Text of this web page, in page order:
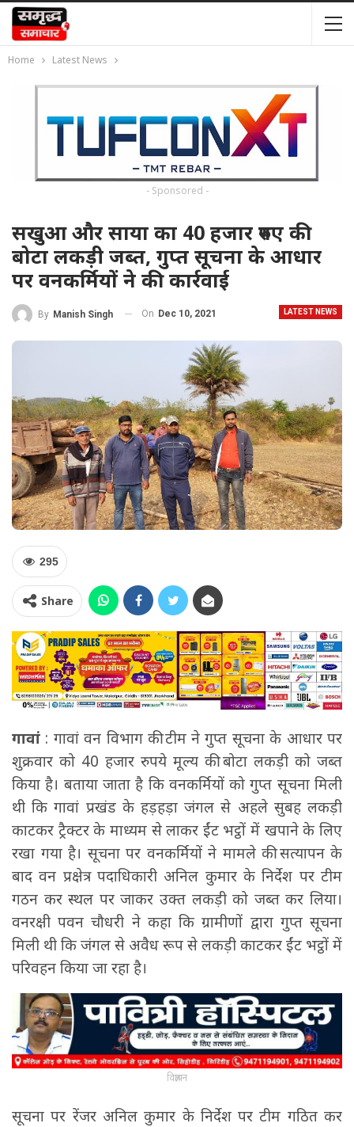
Home Latest News
- Sponsored -
सखुआ और साया का 40 हजार रुपए की
बोटा लकड़ी जब्त, गुप्त सूचना के आधार
पर वनकर्मियों ने की कार्रवाई
LATEST NEWS
By Manish Singh On Dec 10, 2021
295
Share
गावां : गावां वन विभाग की टीम ने गुप्त सूचना के आधार पर
शुक्रवार को 40 हजार रुपये मूल्य की बोटा लकड़ी को जब्त
किया है। बताया जाता है कि वनकर्मियों को गुप्त सूचना मिली
थी कि गावां प्रखंड के हड़हड़ा जंगल से अहले सुबह लकड़ी
काटकर ट्रैक्टर के माध्यम से लाकर ईंट भट्ठों में खपाने के लिए
रखा गया है। सूचना पर वनकर्मियों ने मामले की सत्यापन के
बाद वन प्रक्षेत्र पदाधिकारी अनिल कुमार के निर्देश पर टीम
गठन कर स्थल पर जाकर उक्त लकड़ी को जब्त कर लिया।
वनरक्षी पवन चौधरी ने कहा कि ग्रामीणों द्वारा गुप्त सूचना
मिली थी कि जंगल से अवैध रूप से लकड़ी काटकर ईंट भट्ठों में
परिवहन किया जा रहा है।
विज्ञापन
सूचना पर रेंजर अनिल कुमार के निर्देश पर टीम गठित कर